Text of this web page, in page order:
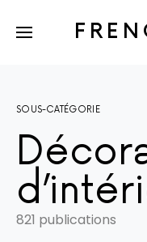
SOUS-CATÉGORIE
821 publications